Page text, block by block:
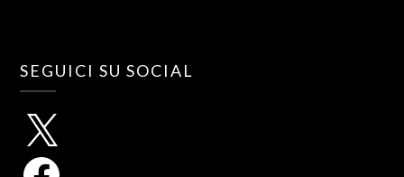
SEGUICI SU SOCIAL